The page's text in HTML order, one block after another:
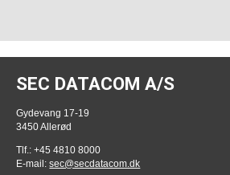
SEC DATACOM A/S
Gydevang 17-19
3450 Allerød
Tlf.: +45 4810 8000
E-mail:sec@secdatacom.dk